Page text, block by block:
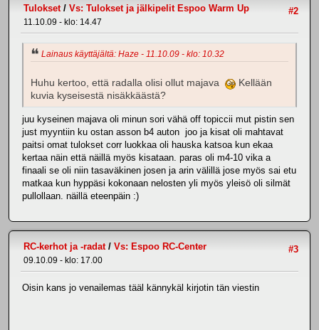
#2
Tulokset/ Vs: Tulokset ja jälkipelit Espoo Warm Up
11.10.09 - klo: 14.47
Lainaus käyttäjältä: Haze - 11.10.09 - klo: 10.32
Huhu kertoo, että radalla olisi ollut majava
Kellään
kuvia kyseisestä nisäkkäästä?
juu kyseinen majava oli minun sori vähä off topiccii mut pistin sen
just myyntiin ku ostan asson b4 auton joo ja kisat oli mahtavat
paitsi omat tulokset corr luokkaa oli hauska katsoa kun ekaa
kertaa näin että näillä myös kisataan. paras oli m4-10 vika a
finaali se oli niin tasaväkinen josen ja arin välillä jose myös sai etu
matkaa kun hyppäsi kokonaan nelosten yli myös yleisö oli silmät
pullollaan. näillä eteenpäin :)
#3
RC-kerhot ja -radat/ Vs: Espoo RC-Center
09.10.09 - klo: 17.00
Oisin kans jo venailemas tääl kännykäl kirjotin tän viestin